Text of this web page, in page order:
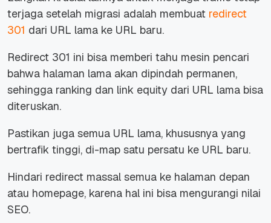
terjaga setelah migrasi adalah membuat redirect
301 dari URL lama ke URL baru.
Redirect 301 ini bisa memberi tahu mesin pencari
bahwa halaman lama akan dipindah permanen,
sehingga ranking dan link equity dari URL lama bisa
diteruskan.
Pastikan juga semua URL lama, khususnya yang
bertrafik tinggi, di-map satu persatu ke URL baru.
Hindari redirect massal semua ke halaman depan
atau homepage, karena hal ini bisa mengurangi nilai
SEO.